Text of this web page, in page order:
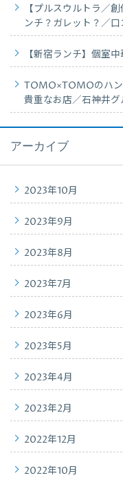
【プルスウルトラ／
ンチ？ガレット？／口
【新宿ランチ】個室
TOMO×TOMOのハン
貴重なお店／石神井グ
アーカイブ
2023年10月
2023年9月
2023年8月
2023年7月
2023年6月
2023年5月
2023年4月
2023年2月
2022年12月
2022年10月